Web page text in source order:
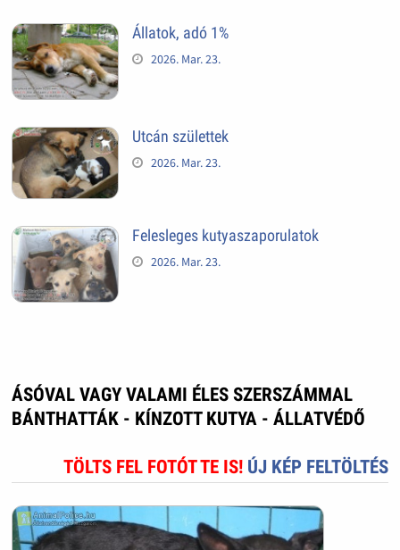
Állatok, adó 1%
2026. Mar. 23.
Utcán születtek
2026. Mar. 23.
Felesleges kutyaszaporulatok
2026. Mar. 23.
ÁSÓVAL VAGY VALAMI ÉLES SZERSZÁMMAL
BÁNTHATTÁK - KÍNZOTT KUTYA - ÁLLATVÉDŐ
TÖLTS FEL FOTÓT TE IS! ÚJ KÉP FELTÖLTÉS